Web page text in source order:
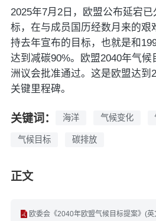
2025年7月2日，欧盟公布延宕已
标，在与成员国历经数月来的艰
持去年宣布的目标，也就是和
达到减碳90%。欧盟2040年气
洲议会批准通过。这是欧盟达到
关键里程碑。
关键词： 海洋 气候变化
气候目标 碳排放
正文
欧委会《2040年欧盟气候目标提案》(英